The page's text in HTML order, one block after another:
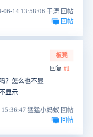
06-14 13:58:06 于涛 回帖
回帖
板凳
回复 #1
？怎么也不显
显示
15:36:47 猛猛小蚂蚁 回帖
回帖